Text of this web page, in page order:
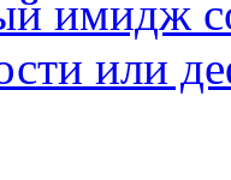
имидж
или